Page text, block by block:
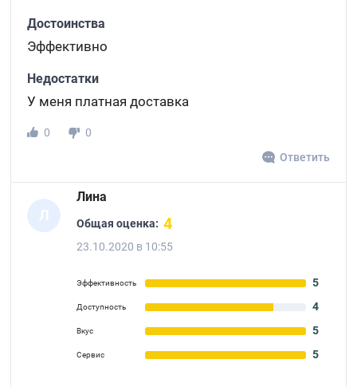
Достоинства
Эффективно
Недостатки
У меня платная доставка
0
0
Ответить
Л
Лина
Общая оценка: 4
23.10.2020 в 10:55
Эффективность 5
Доступность 4
Вкус 5
Сервис 5